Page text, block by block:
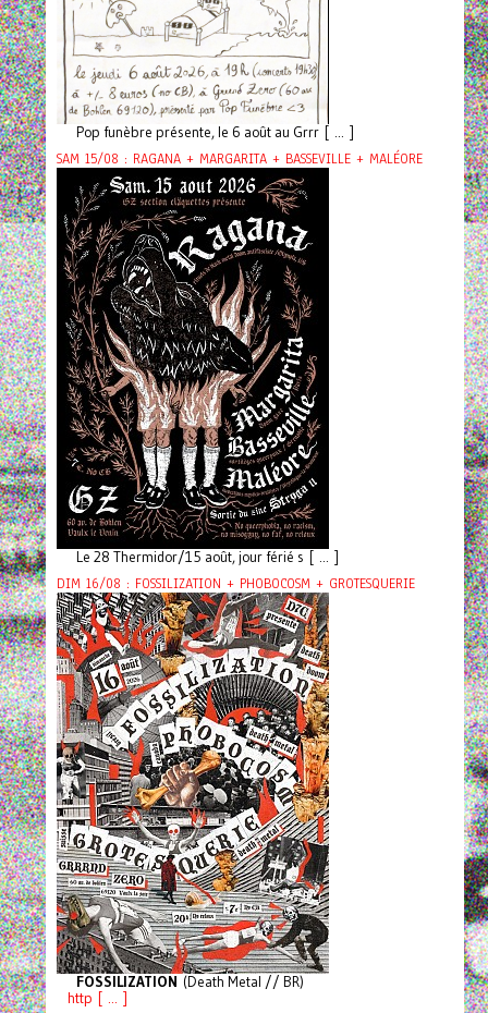
Pop funèbre présente, le 6 août au Grrr [ ... ]
SAM 15/08 : RAGANA + MARGARITA + BASSEVILLE + MALÉORE
Le 28 Thermidor/15 août, jour férié s [ ... ]
DIM 16/08 : FOSSILIZATION + PHOBOCOSM + GROTESQUERIE
FOSSILIZATION (Death Metal // BR)
http [ ... ]